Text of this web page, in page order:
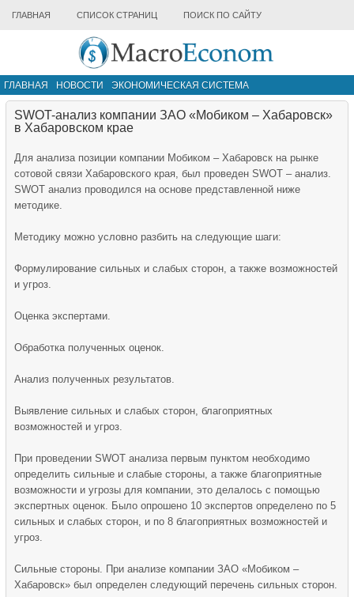
ГЛАВНАЯ СПИСОК СТРАНИЦ ПОИСК ПО САЙТУ
ГЛАВНАЯ НОВОСТИ
ЭКОНОМИЧЕСКАЯ СИСТЕМА
ИНФРАСТРУКТУРА РЫНКА
SWOT-анализ компании ЗАО «Мобиком – Хабаровск»
в Хабаровском крае
Для анализа позиции компании Мобиком – Хабаровск на рынке
сотовой связи Хабаровского края, был проведен SWOT – анализ.
SWOT анализ проводился на основе представленной ниже
методике.
Методику можно условно разбить на следующие шаги:
Формулирование сильных и слабых сторон, а также возможностей
и угроз.
Оценка экспертами.
Обработка полученных оценок.
Анализ полученных результатов.
Выявление сильных и слабых сторон, благоприятных
возможностей и угроз.
При проведении SWOT анализа первым пунктом необходимо
определить сильные и слабые стороны, а также благоприятные
возможности и угрозы для компании, это делалось с помощью
экспертных оценок. Было опрошено 10 экспертов определено по 5
сильных и слабых сторон, и по 8 благоприятных возможностей и
угроз.
Сильные стороны. При анализе компании ЗАО «Мобиком –
Хабаровск» был определен следующий перечень сильных сторон.